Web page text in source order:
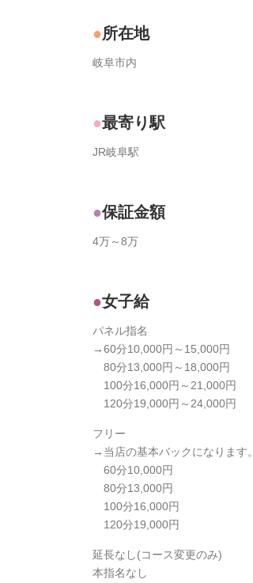
所在地
岐阜市内
最寄り駅
JR岐阜駅
保証金額
4万～8万
女子給
パネル指名
→60分10,000円～15,000円
80分13,000円～18,000円
100分16,000円～21,000円
120分19,000円～24,000円
フリー
→当店の基本バックになります。
60分10,000円
80分13,000円
100分16,000円
120分19,000円
延長なし(コース変更のみ)
本指名なし